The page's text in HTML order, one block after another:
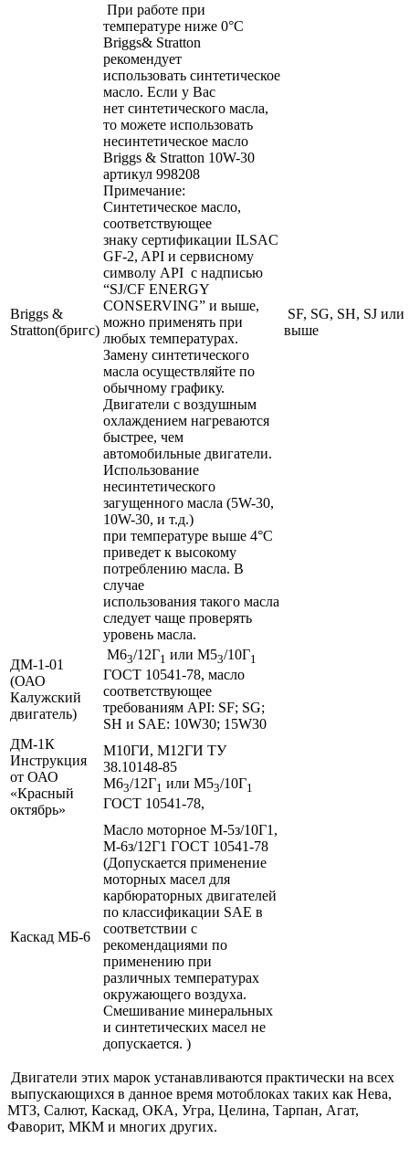
Briggs &
Stratton(бригс)
При работе при
температуре ниже 0°С
Briggs& Stratton
рекомендует
использовать синтетическое
масло. Если у Вас
нет синтетического масла,
то можете использовать
несинтетическое масло
Briggs & Stratton 10W-30
артикул 998208
Примечание:
Синтетическое масло,
соответствующее
знаку сертификации ILSAC
GF-2, API и сервисному
символу API с надписью
“SJ/CF ENERGY
CONSERVING” и выше,
можно применять при
любых температурах.
Замену синтетического
масла осуществляйте по
обычному графику.
Двигатели с воздушным
охлаждением нагреваются
быстрее, чем
автомобильные двигатели.
Использование
несинтетического
загущенного масла (5W-30,
10W-30, и т.д.)
при температуре выше 4°С
приведет к высокому
потреблению масла. В
случае
использования такого масла
следует чаще проверять
уровень масла.
SF, SG, SH, SJ или
выше
ДМ-1-01
(ОАО
Калужский
двигатель)
М63/12Г1 или М53/10Г1
ГОСТ 10541-78, масло
соответствующее
требованиям API: SF; SG;
SH и SAE: 10W30; 15W30
ДМ-1К
Инструкция
от ОАО
«Красный
октябрь»
М10ГИ, М12ГИ ТУ
38.10148-85
М63/12Г1 или М53/10Г1
ГОСТ 10541-78,
Каскад МБ-6
Масло моторное М-5з/10Г1,
М-6з/12Г1 ГОСТ 10541-78
(Допускается применение
моторных масел для
карбюраторных двигателей
по классификации SAE в
соответствии с
рекомендациями по
применению при
различных температурах
окружающего воздуха.
Смешивание минеральных
и синтетических масел не
допускается. )
Двигатели этих марок устанавливаются практически на всех
выпускающихся в данное время мотоблоках таких как Нева,
МТЗ, Салют, Каскад, ОКА, Угра, Целина, Тарпан, Агат,
Фаворит, МКМ и многих других.